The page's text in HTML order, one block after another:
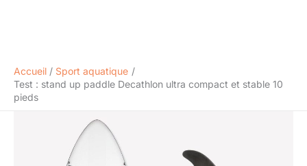
Accueil
Sport aquatique
Test : stand up paddle Decathlon ultra compact et stable 10
pieds